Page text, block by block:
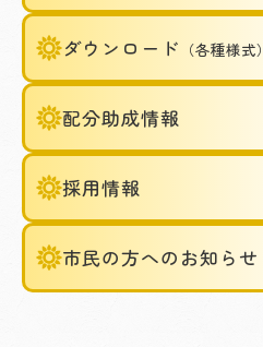
ダウンロード （各種様式）
配分助成情報
採用情報
市民の方へのお知らせ